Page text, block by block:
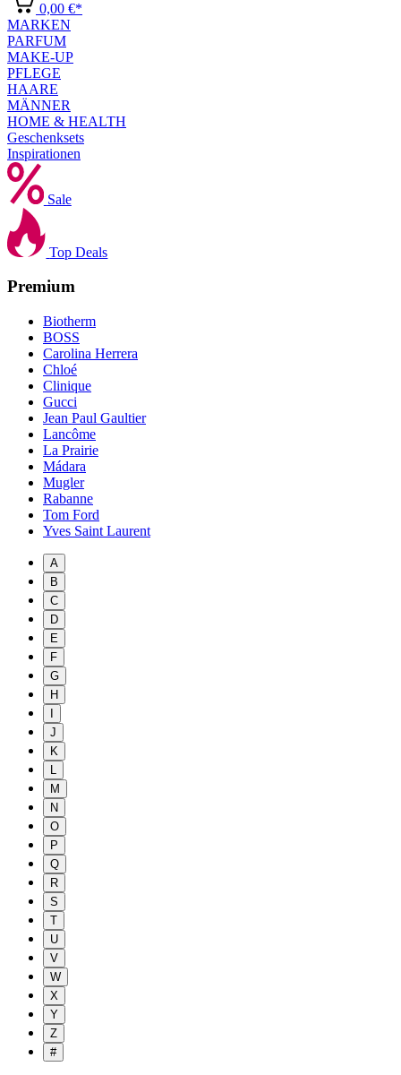
0,00 €*
MARKEN
PARFUM
MAKE-UP
PFLEGE
HAARE
MÄNNER
HOME & HEALTH
Geschenksets
Inspirationen
Sale
Top Deals
Premium
Biotherm
BOSS
Carolina Herrera
Chloé
Clinique
Gucci
Jean Paul Gaultier
Lancôme
La Prairie
Mádara
Mugler
Rabanne
Tom Ford
Yves Saint Laurent
A
B
C
D
E
F
G
H
J
K
L
M
N
O
P
Q
R
S
T
U
V
W
X
Y
Z
#